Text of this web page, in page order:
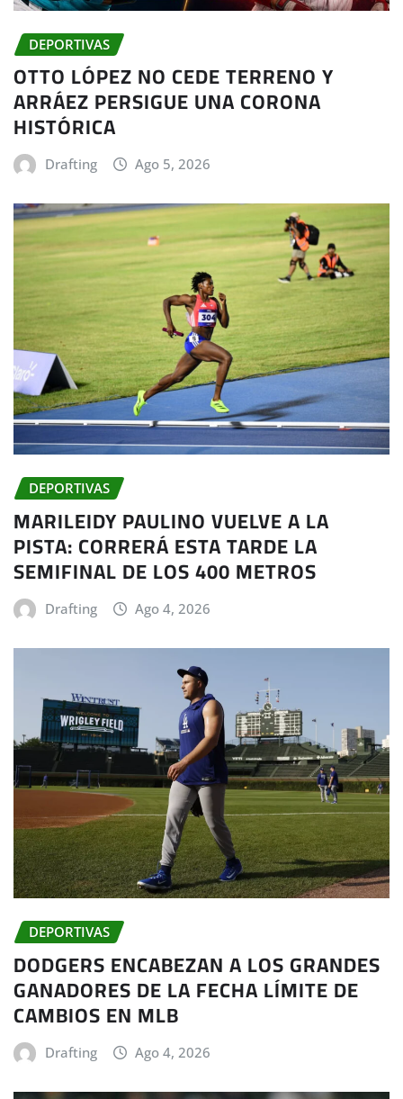
DEPORTIVAS
OTTO LÓPEZ NO CEDE TERRENO Y
ARRÁEZ PERSIGUE UNA CORONA
HISTÓRICA
Drafting Ago 5, 2026
DEPORTIVAS
MARILEIDY PAULINO VUELVE A LA
PISTA: CORRERÁ ESTA TARDE LA
SEMIFINAL DE LOS 400 METROS
Drafting Ago 4, 2026
DEPORTIVAS
DODGERS ENCABEZAN A LOS GRANDES
GANADORES DE LA FECHA LÍMITE DE
CAMBIOS EN MLB
Drafting Ago 4, 2026